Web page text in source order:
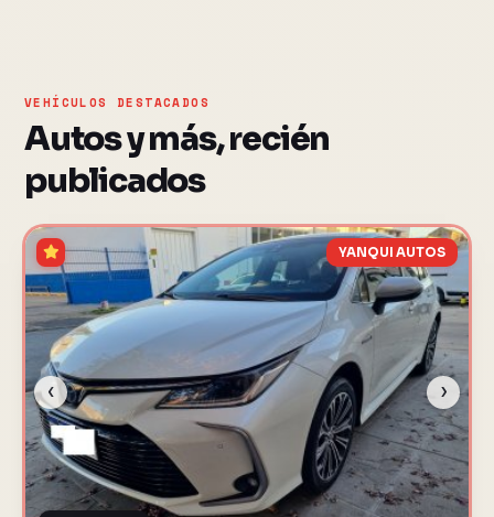
VEHÍCULOS DESTACADOS
Autos y más, recién
publicados
‹ ›
YANQUI AUTOS